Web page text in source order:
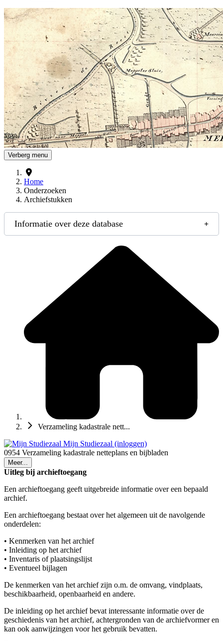
Drents Archief
Verberg menu
Home
Onderzoeken
Archiefstukken
Informatie over deze database
Verzameling kadastrale nett...
Mijn Studiezaal (inloggen)
0954 Verzameling kadastrale netteplans en bijbladen
Meer...
Uitleg bij archieftoegang
Een archieftoegang geeft uitgebreide informatie over een bepaald
archief.
Een archieftoegang bestaat over het algemeen uit de navolgende
onderdelen:
• Kenmerken van het archief
• Inleiding op het archief
• Inventaris of plaatsingslijst
• Eventueel bijlagen
De kenmerken van het archief zijn o.m. de omvang, vindplaats,
beschikbaarheid, openbaarheid en andere.
De inleiding op het archief bevat interessante informatie over de
geschiedenis van het archief, achtergronden van de archiefvormer en
kan ook aanwijzingen voor het gebruik bevatten.